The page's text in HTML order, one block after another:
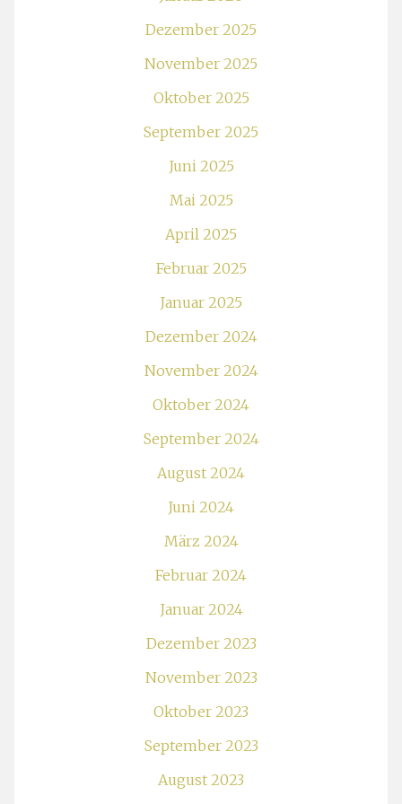
Dezember 2025
November 2025
Oktober 2025
September 2025
Juni 2025
Mai 2025
April 2025
Februar 2025
Januar 2025
Dezember 2024
November 2024
Oktober 2024
September 2024
August 2024
Juni 2024
März 2024
Februar 2024
Januar 2024
Dezember 2023
November 2023
Oktober 2023
September 2023
August 2023